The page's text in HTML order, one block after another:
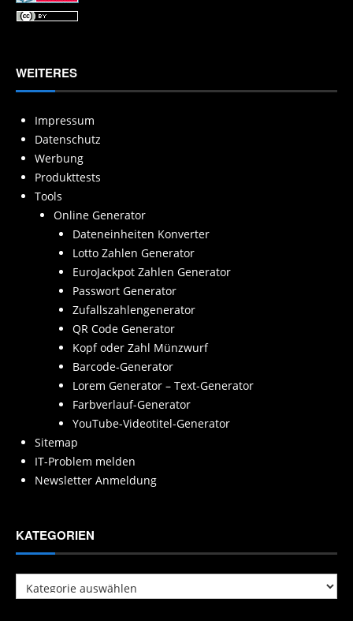
WEITERES
Impressum
Datenschutz
Werbung
Produkttests
Tools
Online Generator
Dateneinheiten Konverter
Lotto Zahlen Generator
EuroJackpot Zahlen Generator
Passwort Generator
Zufallszahlengenerator
QR Code Generator
Kopf oder Zahl Münzwurf
Barcode-Generator
Lorem Generator – Text-Generator
Farbverlauf-Generator
YouTube-Videotitel-Generator
Sitemap
IT-Problem melden
Newsletter Anmeldung
KATEGORIEN
Kategorien